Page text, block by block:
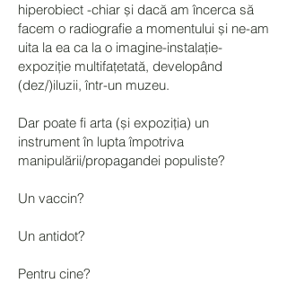
hiperobiect -chiar și dacă am încerca să
facem o radiografie a momentului și ne-am
uita la ea ca la o imagine-instalație-
expoziție multifațetată, developând
(dez/)iluzii, într-un muzeu.
Dar poate fi arta (și expoziția) un
instrument în lupta împotriva
manipulării/propagandei populiste?
Un vaccin?
Un antidot?
Pentru cine?